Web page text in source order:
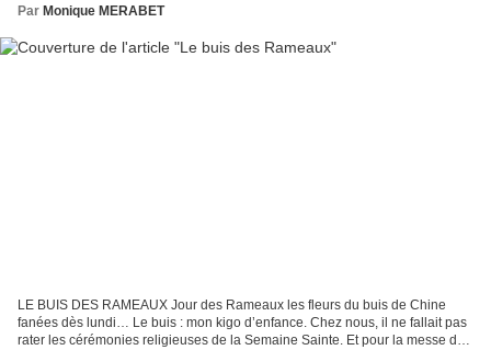
Par Monique MERABET
LE BUIS DES RAMEAUX Jour des Rameaux les fleurs du buis de Chine
fanées dès lundi… Le buis : mon kigo d’enfance. Chez nous, il ne fallait pas
rater les cérémonies religieuses de la Semaine Sainte. Et pour la messe du